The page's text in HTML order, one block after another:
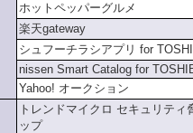
ホットペッパーグルメ
楽天gateway
シュフーチラシアプリ for
nissen Smart Catalog for
Yahoo! オークション
トレンドマイクロ セキュリティ
ップ